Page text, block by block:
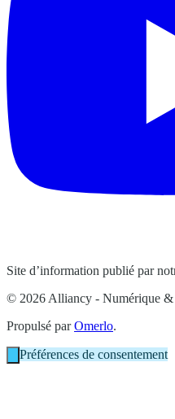
Site d’information publié par
© 2026 Alliancy - Numérique &
Propulsé parOmerlo.
Préférences de consentement